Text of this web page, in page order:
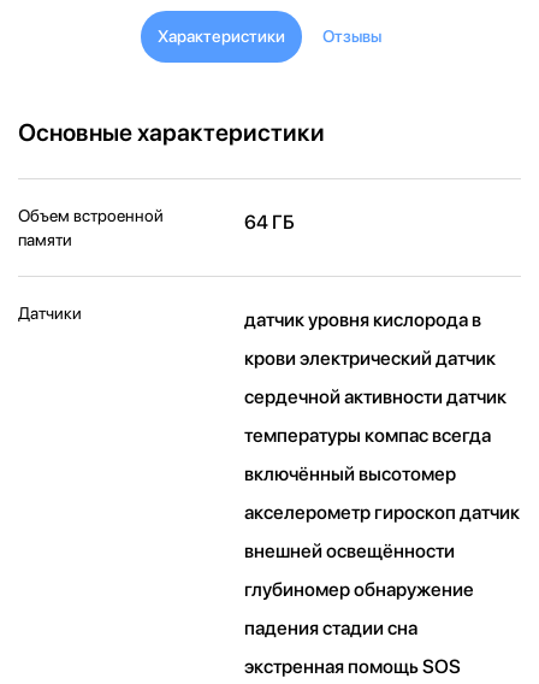
Характеристики Отзывы
Основные характеристики
Объем встроенной
памяти
64 ГБ
Датчики
датчик уровня кислорода в
крови электрический датчик
сердечной активности датчик
температуры компас всегда
включённый высотомер
акселерометр гироскоп датчик
внешней освещённости
глубиномер обнаружение
падения стадии сна
экстренная помощь SOS